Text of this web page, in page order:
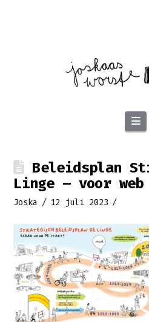
Beleidsplan
Linge – voor web
Joska 12 juli 2023